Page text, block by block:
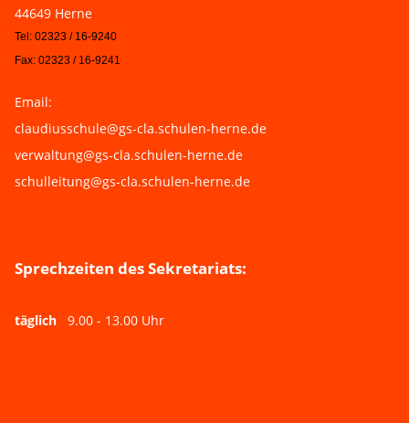
44649 Herne
Tel: 02323 / 16-9240
Fax: 02323 / 16-9241
Email:
claudiusschule@gs-cla.schulen-herne.de
verwaltung@gs-cla.schulen-herne.de
schulleitung@gs-cla.schulen-herne.de
Sprechzeiten des Sekretariats:
täglich 9.00 - 13.00 Uhr